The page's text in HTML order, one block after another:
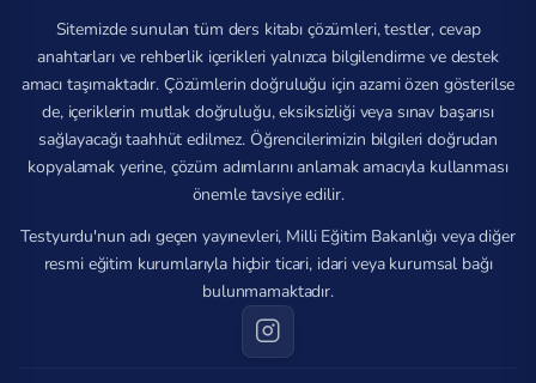
Sitemizde sunulan tüm ders kitabı çözümleri, testler, cevap
anahtarları ve rehberlik içerikleri yalnızca bilgilendirme ve destek
amacı taşımaktadır. Çözümlerin doğruluğu için azami özen gösterilse
de, içeriklerin mutlak doğruluğu, eksiksizliği veya sınav başarısı
sağlayacağı taahhüt edilmez. Öğrencilerimizin bilgileri doğrudan
kopyalamak yerine, çözüm adımlarını anlamak amacıyla kullanması
önemle tavsiye edilir.
Testyurdu'nun adı geçen yayınevleri, Milli Eğitim Bakanlığı veya diğer
resmi eğitim kurumlarıyla hiçbir ticari, idari veya kurumsal bağı
bulunmamaktadır.